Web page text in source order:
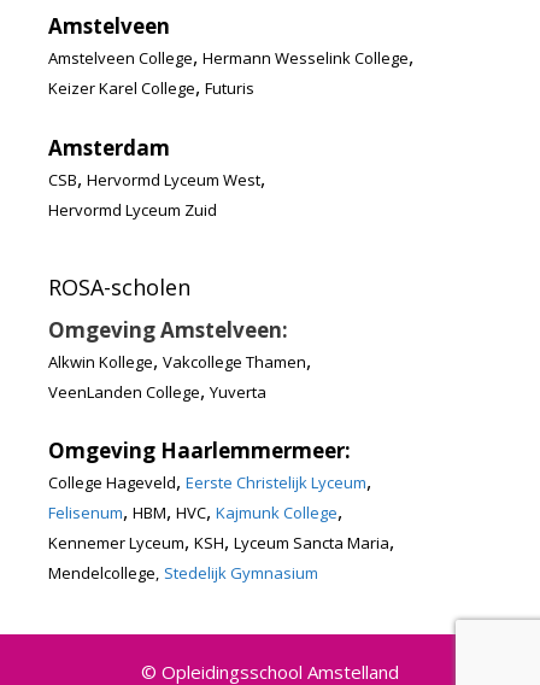
Amstelveen
Amstelveen College, Hermann Wesselink College,
Keizer Karel College, Futuris
Amsterdam
CSB, Hervormd Lyceum West,
Hervormd Lyceum Zuid
ROSA-scholen
Omgeving Amstelveen:
Alkwin Kollege, Vakcollege Thamen,
VeenLanden College, Yuverta
Omgeving Haarlemmermeer:
College Hageveld, Eerste Christelijk Lyceum,
Felisenum, HBM, HVC, Kajmunk College,
Kennemer Lyceum, KSH, Lyceum Sancta Maria,
Mendelcollege, Stedelijk Gymnasium
© Opleidingsschool Amstelland